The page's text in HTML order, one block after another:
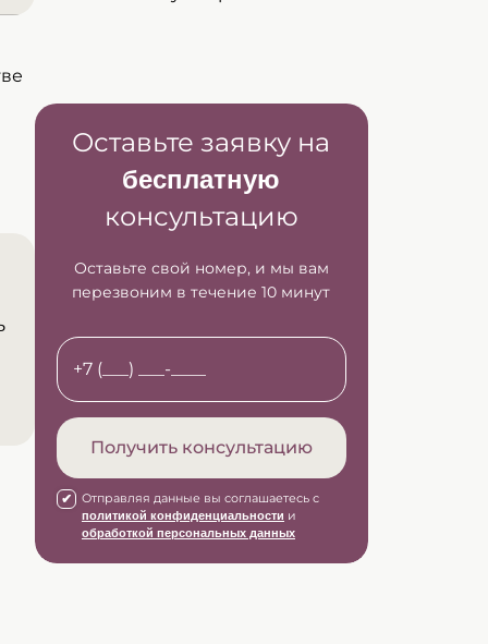
Оставьте заявку на
бесплатную
консультацию
Оставьте свой номер, и мы вам
перезвоним в течение 10 минут
Получить консультацию
Отправляя данные вы соглашаетесь с
политикой конфиденциальности и
обработкой персональных данных